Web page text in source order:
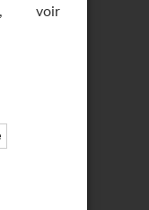
voir